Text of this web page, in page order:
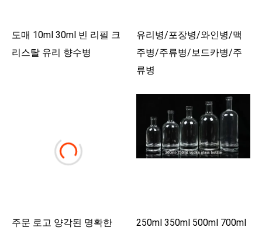
도매 10ml 30ml 빈 리필 크
리스탈 유리 향수병
유리병/포장병/와인병/맥
주병/주류병/보드카병/주
류병
주문 로고 양각된 명확한
250ml 350ml 500ml 700ml